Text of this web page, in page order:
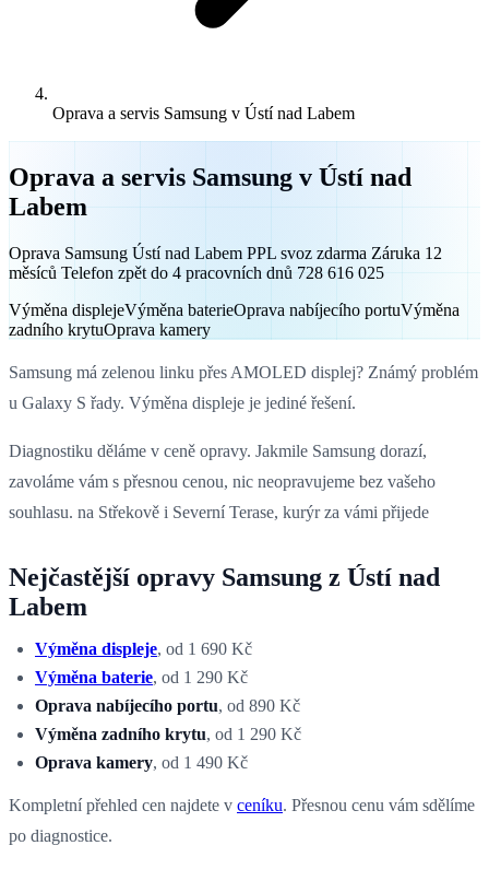
Oprava a servis Samsung v Ústí nad Labem
Oprava a servis Samsung v Ústí nad
Labem
Oprava Samsung Ústí nad Labem PPL svoz zdarma Záruka 12
měsíců Telefon zpět do 4 pracovních dnů 728 616 025
Výměna displejeVýměna baterieOprava nabíjecího portuVýměna
zadního krytuOprava kamery
Samsung má zelenou linku přes AMOLED displej? Známý problém
u Galaxy S řady. Výměna displeje je jediné řešení.
Diagnostiku děláme v ceně opravy. Jakmile Samsung dorazí,
zavoláme vám s přesnou cenou, nic neopravujeme bez vašeho
souhlasu. na Střekově i Severní Terase, kurýr za vámi přijede
Nejčastější opravy Samsung z Ústí nad
Labem
Výměna displeje, od 1 690 Kč
Výměna baterie, od 1 290 Kč
Oprava nabíjecího portu, od 890 Kč
Výměna zadního krytu, od 1 290 Kč
Oprava kamery, od 1 490 Kč
Kompletní přehled cen najdete v ceníku. Přesnou cenu vám sdělíme
po diagnostice.